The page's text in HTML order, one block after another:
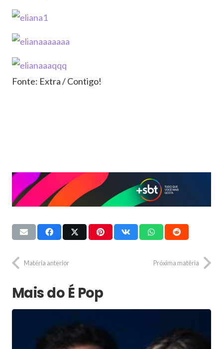
Fonte: Extra / Contigo!
Matéria anterior Próxima matéria
Mais do É Pop